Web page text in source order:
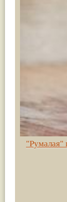
"Румалая"